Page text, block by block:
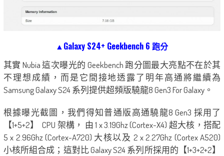
▲Galaxy S24+ Geekbench 6 跑分
其實 Nubia 這次曝光的 Geekbench 跑分圖最大亮點不在於其
不理想成績，而是它間接地透露了明年高通將繼續為
Samsung Galaxy S24 系列提供超頻版驍龍8 Gen3 For Galaxy。
根據曝光截圖，我們得知普通版高通驍龍8 Gen3 採用了
【1+5+2】 CPU 架構， 由 1 x 3.19Ghz (Cortex-X4) 超大核，搭配
5 x 2.96Ghz (Cortex-A720) 大核以及 2 x 2.27Ghz (Cortex A520)
小核所組合成；這對比 Galaxy S24 系列所採用的【1+3+2+2】